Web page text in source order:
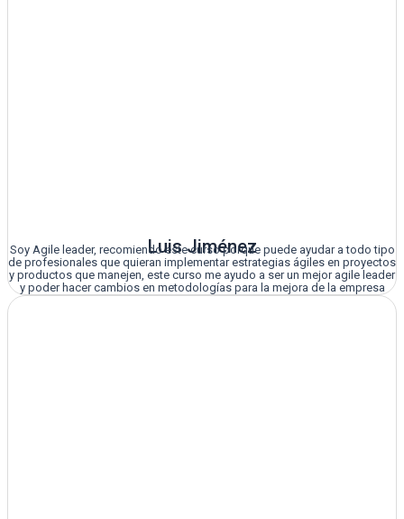
Luis Jiménez
Soy Agile leader, recomiendo este curso porque puede ayudar a todo tipo
de profesionales que quieran implementar estrategias ágiles en proyectos
y productos que manejen, este curso me ayudo a ser un mejor agile leader
y poder hacer cambios en metodologías para la mejora de la empresa